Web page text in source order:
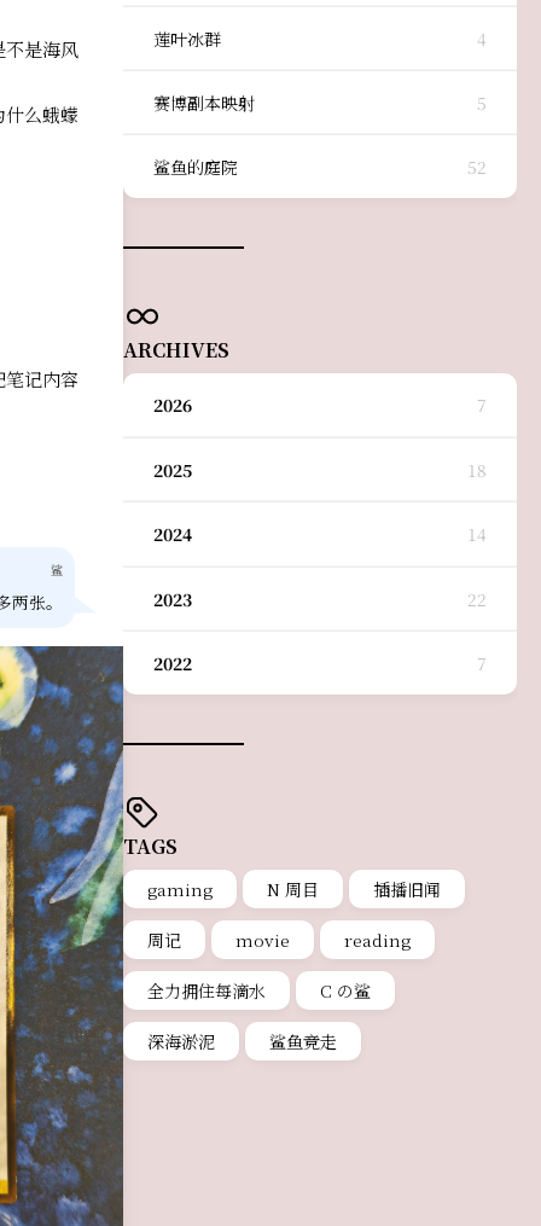
不是海风
么蛾蠓
记内容
鲨
张。
莲叶冰群 4
赛博副本映射 5
鲨鱼的庭院 52
ARCHIVES
2026 7
2025 18
2024 14
2023 22
2022 7
TAGS
gaming N 周目 插播旧闻
周记 movie reading
全力拥住每滴水 C の鲨
深海淤泥 鲨鱼竞走